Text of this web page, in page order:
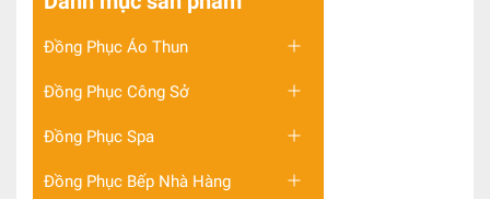
Đồng Phục Áo Thun
Đồng Phục Công Sở
Đồng Phục Spa
Đồng Phục Bếp Nhà Hàng